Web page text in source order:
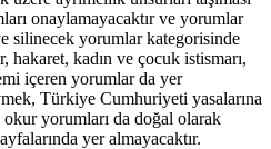
onaylamayacaktır ve yorumlar
silinecek yorumlar kategorisinde
hakaret, kadın ve çocuk istismarı,
içeren yorumlar da yer
Türkiye Cumhuriyeti yasalarına
yorumları da doğal olarak
yer almayacaktır.